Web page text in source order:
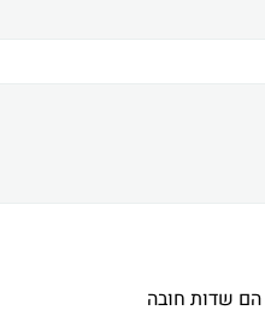
הם שדות חובה